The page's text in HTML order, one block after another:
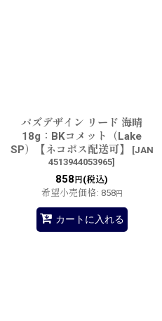
パズデザイン リード 海晴
18g：BKコメット（Lake
SP）【ネコポス配送可】
[JAN
4513944053965]
858 円(税込)
希望小売価格: 858円
カートに入れる